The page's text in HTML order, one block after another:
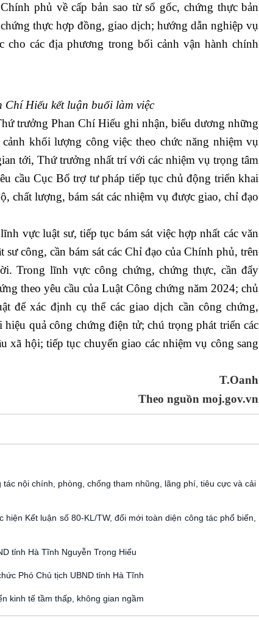
phủ về cấp bản sao từ sổ gốc, chứng thực bản
thực hợp đồng, giao dịch; hướng dẫn nghiệp vụ
các địa phương trong bối cảnh vận hành chính
Chí Hiếu kết luận buổi làm việc
trưởng Phan Chí Hiếu ghi nhận, biểu dương những
khối lượng công việc theo chức năng nhiệm vụ
tới, Thứ trưởng nhất trí với các nhiệm vụ trọng tâm
cầu Cục Bổ trợ tư pháp tiếp tục chủ động triển khai
chất lượng, bám sát các nhiệm vụ được giao, chỉ đạo
luật sư, tiếp tục bám sát việc hợp nhất các văn
công, cần bám sát các Chỉ đạo của Chính phủ, trên
Trong lĩnh vực công chứng, chứng thực, cần đẩy
theo yêu cầu của Luật Công chứng năm 2024; chủ
để xác định cụ thể các giao dịch cần công chứng,
quả công chứng điện tử; chú trọng phát triển các
xã hội; tiếp tục chuyển giao các nhiệm vụ công sang
T.Oanh
Theo nguồn moj.gov.vn
nội chính, phòng, chống tham nhũng, lãng phí, tiêu cực và cải
Kết luận số 80-KL/TW, đổi mới toàn diện công tác phổ biến,
tỉnh Hà Tĩnh Nguyễn Trọng Hiếu
Phó Chủ tịch UBND tỉnh Hà Tĩnh
kinh tế tầm thấp, không gian ngầm